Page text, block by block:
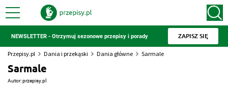
NEWSLETTER - Otrzymuj sezonowe przepisy i porady ZAPISZ SIĘ
Przepisy.pl Dania i przekąski Dania główne Sarmale
Sarmale
Autor:przepisy.pl